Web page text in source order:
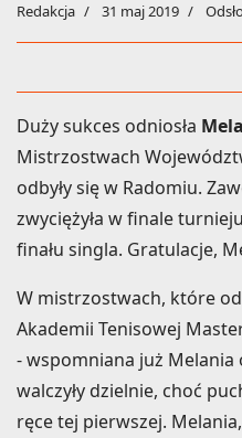
Redakcja 31 maj 2019
Duży sukces odniosła
Mistrzostwach
odbyły się w Radomiu.
zwyciężyła w finale
finału singla. Gratulacje,
W mistrzostwach, które
Akademii Tenisowej
- wspomniana już Melania
walczyły dzielnie, choć
ręce tej pierwszej.